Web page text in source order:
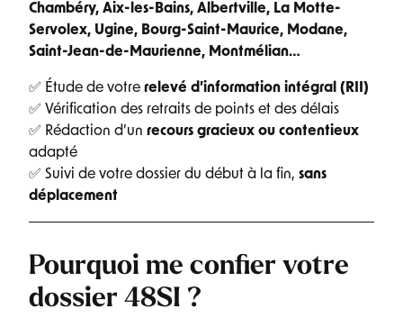
Chambéry, Aix-les-Bains, Albertville, La Motte-
Servolex, Ugine, Bourg-Saint-Maurice, Modane,
Saint-Jean-de-Maurienne, Montmélian…
✅ Étude de votre relevé d’information intégral (RII)
✅ Vérification des retraits de points et des délais
✅ Rédaction d’un recours gracieux ou contentieux
adapté
✅ Suivi de votre dossier du début à la fin, sans
déplacement
Pourquoi me confier votre
dossier 48SI ?